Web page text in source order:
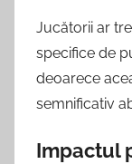
Jucătorii ar
specifice de
deoarece
semnificativ
Impactul